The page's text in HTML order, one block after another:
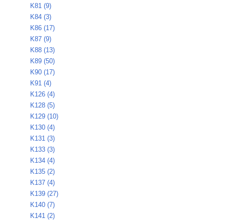
K81 (9)
K84 (3)
K86 (17)
K87 (9)
K88 (13)
K89 (50)
K90 (17)
K91 (4)
K126 (4)
K128 (5)
K129 (10)
K130 (4)
K131 (3)
K133 (3)
K134 (4)
K135 (2)
K137 (4)
K139 (27)
K140 (7)
K141 (2)